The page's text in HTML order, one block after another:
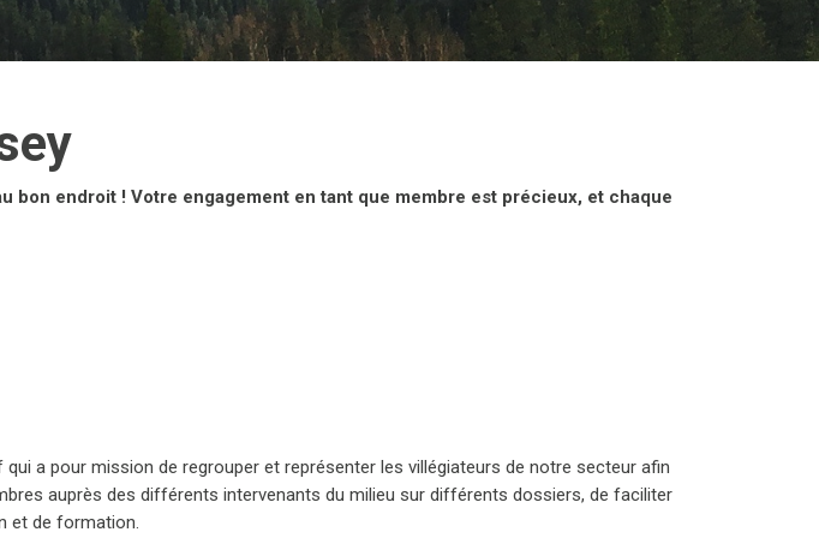
bon endroit ! Votre engagement en tant que membre est précieux, et chaque
a pour mission de regrouper et représenter les villégiateurs de notre secteur afin
auprès des différents intervenants du milieu sur différents dossiers, de faciliter
et de formation.